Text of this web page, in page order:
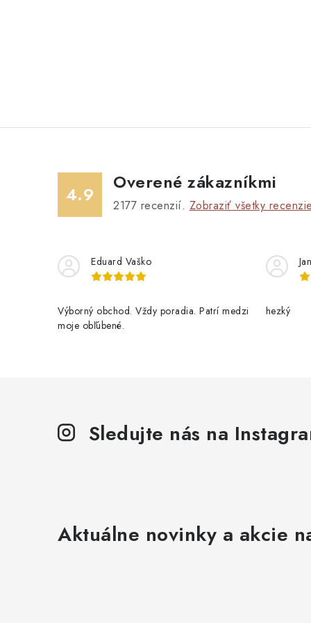
4.9
Overené zákazníkmi
2177 recenzií. Zobraziť všetky
Eduard Vaško
Výborný obchod. Vždy poradia. Patrí medzi
moje obľúbené.
hezký
Sledujte nás na
Aktuálne novinky a akcie